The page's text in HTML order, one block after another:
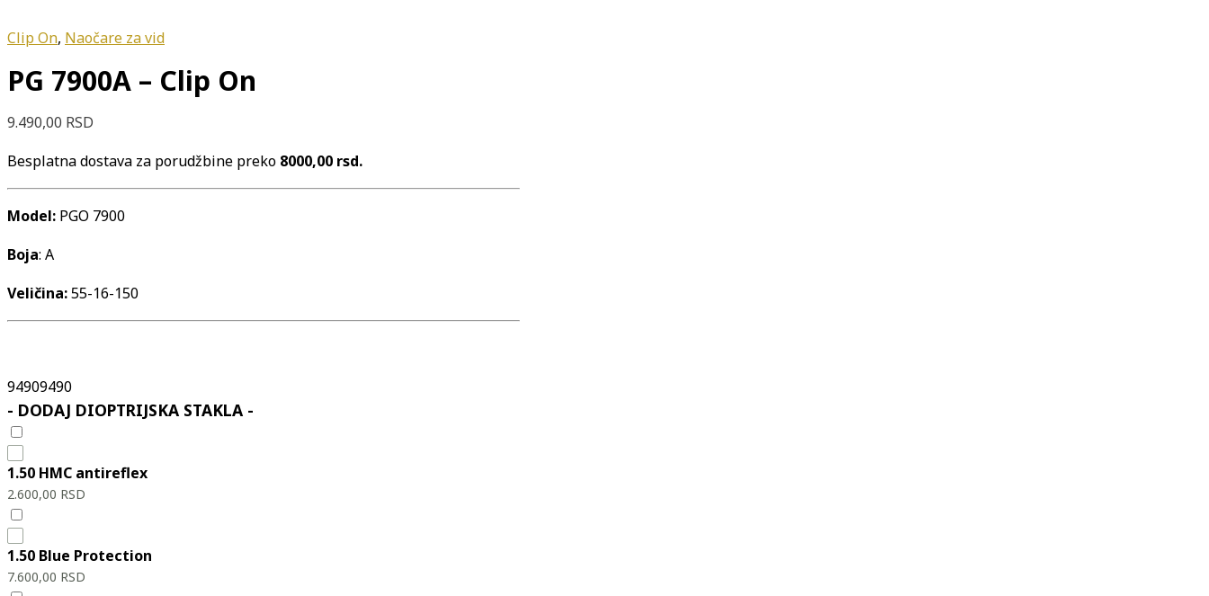
Clip On, Naočare za vid
PG 7900A – Clip On
9.490,00 RSD
Besplatna dostava za porudžbine preko 8000,00 rsd.
Model: PGO 7900
Boja: A
Veličina:55-16-150
94909490
- DODAJ DIOPTRIJSKA STAKLA -
1.50 HMC antireflex
2.600,00 RSD
1.50 Blue Protection
7.600,00 RSD